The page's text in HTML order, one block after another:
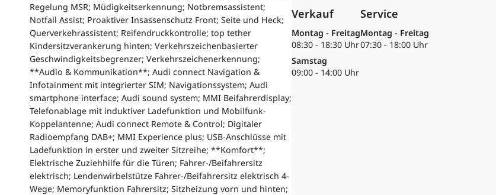
Regelung MSR; Müdigkeitserkennung; Notbremsassistent;
Notfall Assist; Proaktiver Insassenschutz Front; Seite und Heck;
Querverkehrassistent; Reifendruckkontrolle; top tether
Kindersitzverankerung hinten; Verkehrszeichenbasierter
Geschwindigkeitsbegrenzer; Verkehrszeichenerkennung;
**Audio & Kommunikation**; Audi connect Navigation &
Infotainment mit integrierter SIM; Navigationssystem; Audi
smartphone interface; Audi sound system; MMI Beifahrerdisplay;
Telefonablage mit induktiver Ladefunktion und Mobilfunk-
Koppelantenne; Audi connect Remote & Control; Digitaler
Radioempfang DAB+; MMI Experience plus; USB-Anschlüsse mit
Ladefunktion in erster und zweiter Sitzreihe; **Komfort**;
Elektrische Zuziehhilfe für die Türen; Fahrer-/Beifahrersitz
elektrisch; Lendenwirbelstütze Fahrer-/Beifahrersitz elektrisch 4-
Wege; Memoryfunktion Fahrersitz; Sitzheizung vorn und hinten;
Verkauf
Montag - Freitag
08:30 - 18:30 Uhr
Samstag
09:00 - 14:00 Uhr
Service
Montag - Freitag
07:30 - 18:00 Uhr